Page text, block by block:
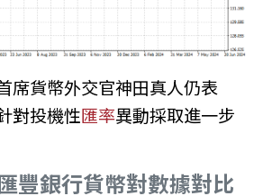
席貨幣外交官神田真人仍表
對投機性匯率異動採取進一步
豐銀行貨幣對數據對比